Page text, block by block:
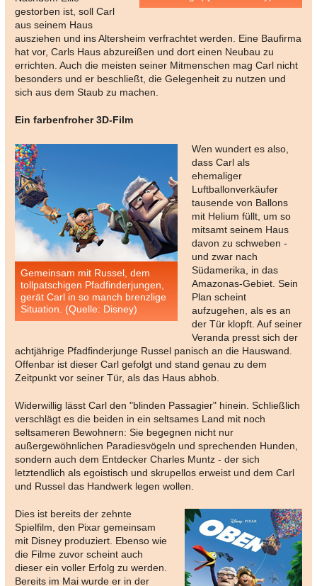
gestorben ist, soll Carl
aus seinem Haus
ausziehen und ins Altersheim verfrachtet werden. Eine Baufirma
hat vor, Carls Haus abzureißen und dort einen Neubau zu
errichten. Auch die meisten seiner Mitmenschen mag Carl nicht
besonders und er beschließt, die Gelegenheit zu nutzen und
sich aus dem Staub zu machen.
Ein farbenfroher 3D-Film
Gemeinsam mit Russel, dem
tollpatschigen Pfadfinderjungen,
gerät Carl in so manch brenzlige
Situation. (Quelle: Disney)
Wen wundert es also,
dass Carl als
ehemaliger
Luftballonverkäufer
tausende von Ballons
mit Helium füllt, um so
mitsamt seinem Haus
davon zu schweben -
und zwar nach
Südamerika, in das
Amazonas-Gebiet. Sein
Plan scheint
aufzugehen, als es an
der Tür klopft. Auf seiner
Veranda presst sich der
achtjährige Pfadfinderjunge Russel panisch an die Hauswand.
Offenbar ist dieser Carl gefolgt und stand genau zu dem
Zeitpunkt vor seiner Tür, als das Haus abhob.
Widerwillig lässt Carl den "blinden Passagier" hinein. Schließlich
verschlägt es die beiden in ein seltsames Land mit noch
seltsameren Bewohnern: Sie begegnen nicht nur
außergewöhnlichen Paradiesvögeln und sprechenden Hunden,
sondern auch dem Entdecker Charles Muntz - der sich
letztendlich als egoistisch und skrupellos erweist und dem Carl
und Russel das Handwerk legen wollen.
Dies ist bereits der zehnte
Spielfilm, den Pixar gemeinsam
mit Disney produziert. Ebenso wie
die Filme zuvor scheint auch
dieser ein voller Erfolg zu werden.
Bereits im Mai wurde er in der